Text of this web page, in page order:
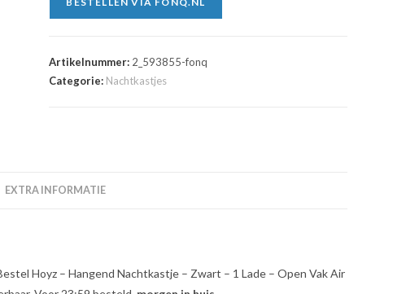
Artikelnummer: 2_593855-fonq
Categorie: Nachtkastjes
EXTRA INFORMATIE
Hoyz – Hangend Nachtkastje – Zwart – 1 Lade – Open Vak Air